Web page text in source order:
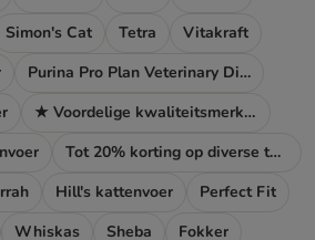
Simon's Cat Tetra
Vitakraft
Purina Pro Plan Veterinary Diets
★ Voordelige kwaliteitsmerken
Tot 20% korting op diverse topmerken!
Hill's kattenvoer
Perfect Fit
Whiskas Sheba
Fokker